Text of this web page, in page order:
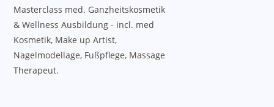
Masterclass med. Ganzheitskosmetik
& Wellness Ausbildung - incl. med
Kosmetik, Make up Artist,
Nagelmodellage, Fußpflege, Massage
Therapeut.